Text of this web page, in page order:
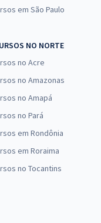
em São Paulo
NO NORTE
no Acre
no Amazonas
no Amapá
no Pará
em Rondônia
em Roraima
no Tocantins